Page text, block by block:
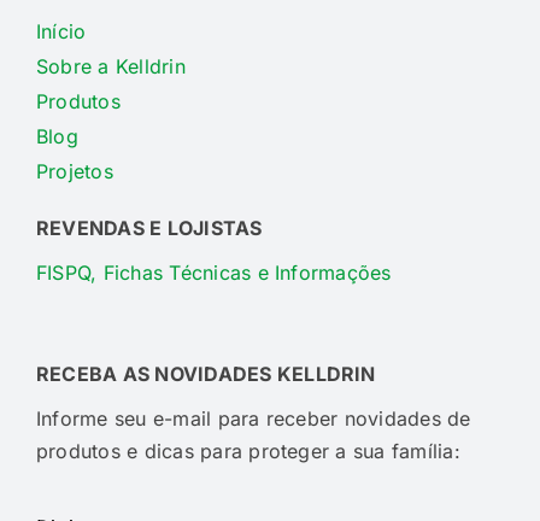
Início
Sobre a Kelldrin
Produtos
Blog
Projetos
REVENDAS E LOJISTAS
FISPQ, Fichas Técnicas e Informações
RECEBA AS NOVIDADES KELLDRIN
Informe seu e-mail para receber novidades de
produtos e dicas para proteger a sua família: